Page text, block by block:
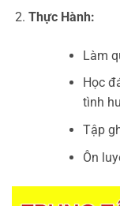
Thực Hành:
Làm
Học
tình
Tập
Ôn